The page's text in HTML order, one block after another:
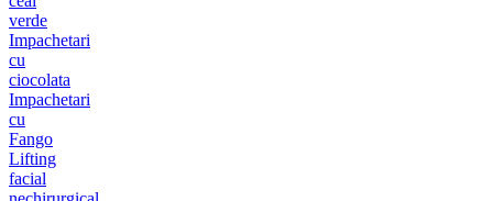
verde
Impachetari
cu
ciocolata
Impachetari
cu
Fango
Lifting
facial